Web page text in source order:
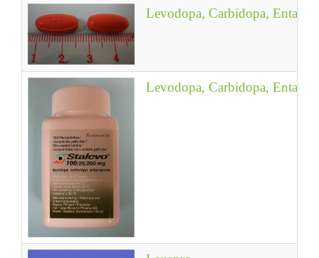
n
Levodopa, Carbidopa,
Levodopa, Carbidopa,